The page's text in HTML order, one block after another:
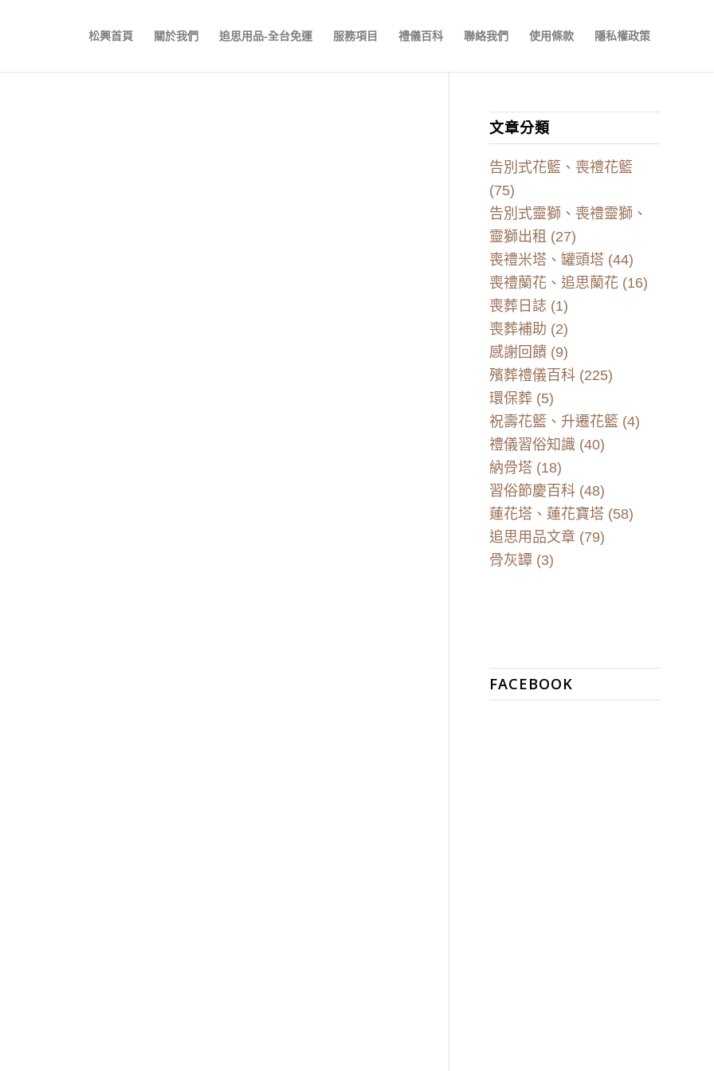
松興首頁 關於我們 追思用品-全台免運 服務項目 禮儀百科 聯絡我們 使用條款 隱私權政策
文章分類
告別式花籃、喪禮花籃
(75)
告別式靈獅、喪禮靈獅、
靈獅出租 (27)
喪禮米塔、罐頭塔 (44)
喪禮蘭花、追思蘭花(16)
喪葬日誌 (1)
喪葬補助 (2)
感謝回饋(9)
殯葬禮儀百科(225)
環保葬(5)
祝壽花籃、升遷花籃 (4)
禮儀習俗知識 (40)
納骨塔 (18)
習俗節慶百科(48)
蓮花塔、蓮花寶塔 (58)
追思用品文章 (79)
骨灰罈(3)
FACEBOOK